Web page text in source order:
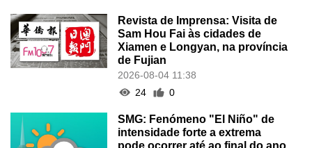
Revista de Imprensa: Visita de
Sam Hou Fai às cidades de
Xiamen e Longyan, na província
de Fujian
2026-08-04 11:38
24
0
SMG: Fenómeno "El Niño" de
intensidade forte a extrema
pode ocorrer até ao final do ano